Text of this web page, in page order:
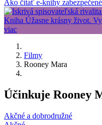
Ako čítať e-knihy
Filmy
Rooney Mara
Účinkuje Rooney
Akčné a dobrodružné